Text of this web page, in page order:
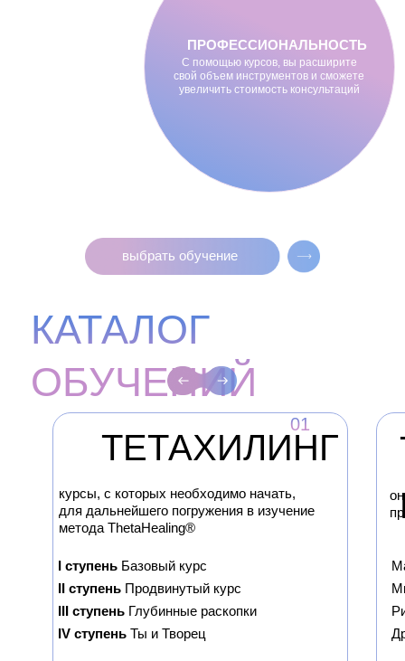
выбрать обучение
ПРОФЕССИОНАЛЬНОСТЬ
С помощью курсов, вы расширите
свой объем инструментов и сможете
увеличить стоимость консультаций
КАТАЛОГ
ОБУЧЕНИЙ
ТЕТАХИЛИНГ
01
курсы, с которых необходимо начать,
для дальнейшего погружения в изучение
метода ThetaНealing®
I ступень Базовый курс
II ступень Продвинутый курс
III ступень Глубинные раскопки
IV ступень Ты и Творец